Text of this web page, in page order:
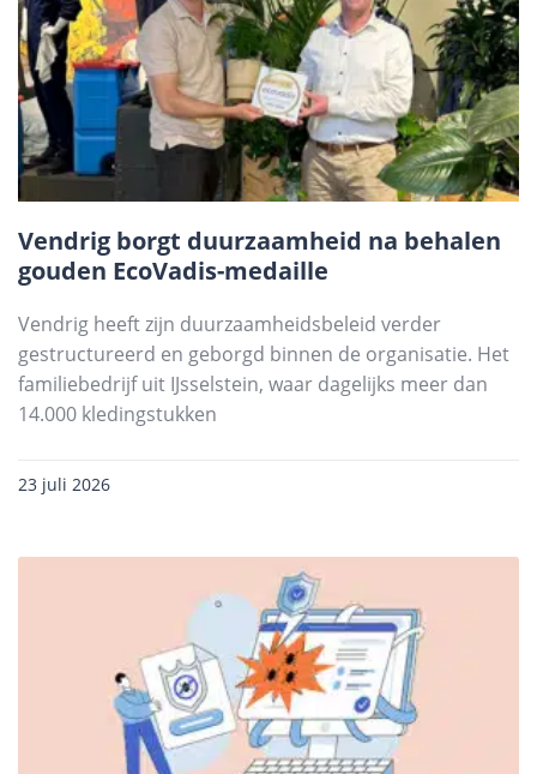
Vendrig borgt duurzaamheid na behalen
gouden EcoVadis-medaille
Vendrig heeft zijn duurzaamheidsbeleid verder
gestructureerd en geborgd binnen de organisatie. Het
familiebedrijf uit IJsselstein, waar dagelijks meer dan
14.000 kledingstukken
23 juli 2026